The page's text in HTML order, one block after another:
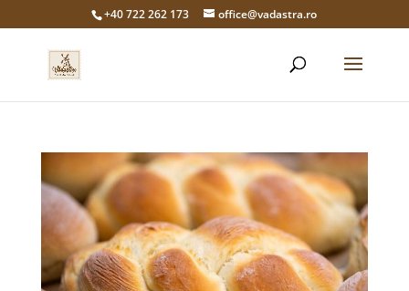
+40 722 262 173 office@vadastra.ro